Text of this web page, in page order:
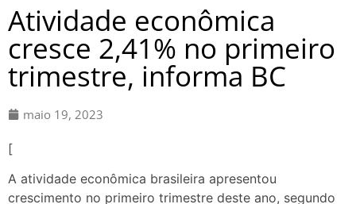
Atividade econômica
cresce 2,41% no primeiro
trimestre, informa BC
maio 19, 2023
[
A atividade econômica brasileira apresentou
crescimento no primeiro trimestre deste ano, segundo